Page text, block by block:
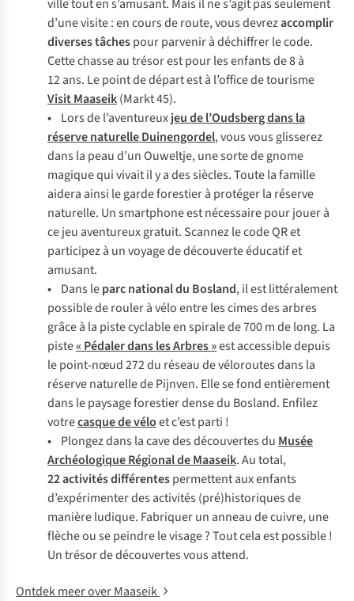
ville tout en s’amusant. Mais il ne s’agit pas seulement
d’une visite : en cours de route, vous devrezaccomplir
diverses tâchespour parvenir à déchiffrer le code.
Cette chasse au trésor est pour les enfants de 8 à
12 ans. Le point de départ est à l’office de tourisme
Visit Maaseik(Markt 45).
• Lors de l’aventureuxjeu de l’Oudsberg dans la
réserve naturelle Duinengordel, vous vous glisserez
dans la peau d’un Ouweltje, une sorte de gnome
magique qui vivait il y a des siècles. Toute la famille
aidera ainsi le garde forestier à protéger la réserve
naturelle. Un smartphone est nécessaire pour jouer à
ce jeu aventureux gratuit. Scannez le code QR et
participez à un voyage de découverte éducatif et
amusant.
• Dans leparc national du Bosland, il est littéralement
possible de rouler à vélo entre les cimes des arbres
grâce à la piste cyclable en spirale de 700 m de long. La
piste« Pédaler dans les Arbres »est accessible depuis
le point-nœud 272 du réseau de véloroutes dans la
réserve naturelle de Pijnven. Elle se fond entièrement
dans le paysage forestier dense du Bosland. Enfilez
votrecasque de véloet c’est parti !
• Plongez dans la cave des découvertes du Musée
Archéologique Régional de Maaseik. Au total,
22 activités différentespermettent aux enfants
d’expérimenter des activités (pré)historiques de
manière ludique. Fabriquer un anneau de cuivre, une
flèche ou se peindre le visage ? Tout cela est possible !
Un trésor de découvertes vous attend.
Ontdek meer over Maaseik